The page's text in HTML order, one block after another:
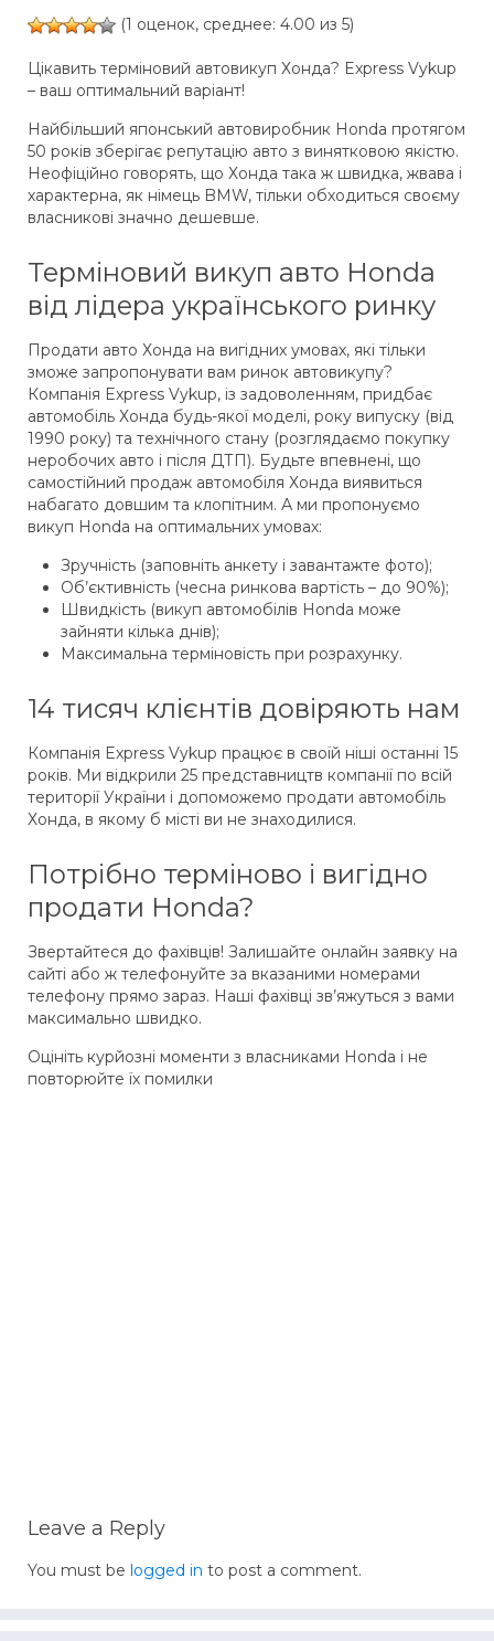
(1 оценок, среднее: 4.00 из 5)
Цікавить терміновий автовикуп Хонда? Express Vykup
– ваш оптимальний варіант!
Найбільший японський автовиробник Honda протягом
50 років зберігає репутацію авто з винятковою якістю.
Неофіційно говорять, що Хонда така ж швидка, жвава і
характерна, як німець BMW, тільки обходиться своєму
власникові значно дешевше.
Терміновий викуп авто Honda
від лідера українського ринку
Продати авто Хонда на вигідних умовах, які тільки
зможе запропонувати вам ринок автовикупу?
Компанія Express Vykup, із задоволенням, придбає
автомобіль Хонда будь-якої моделі, року випуску (від
1990 року) та технічного стану (розглядаємо покупку
неробочих авто і після ДТП). Будьте впевнені, що
самостійний продаж автомобіля Хонда виявиться
набагато довшим та клопітним. А ми пропонуємо
викуп Honda на оптимальних умовах:
Зручність (заповніть анкету і завантажте фото);
Об’єктивність (чесна ринкова вартість – до 90%);
Швидкість (викуп автомобілів Honda може
зайняти кілька днів);
Максимальна терміновість при розрахунку.
14 тисяч клієнтів довіряють нам
Компанія Express Vykup працює в своїй ніші останні 15
років. Ми відкрили 25 представництв компанії по всій
території України і допоможемо продати автомобіль
Хонда, в якому б місті ви не знаходилися.
Потрібно терміново і вигідно
продати Honda?
Звертайтеся до фахівців! Залишайте онлайн заявку на
сайті або ж телефонуйте за вказаними номерами
телефону прямо зараз. Наші фахівці зв’яжуться з вами
максимально швидко.
Оцініть курйозні моменти з власниками Honda і не
повторюйте їх помилки
Leave a Reply
You must be logged in to post a comment.